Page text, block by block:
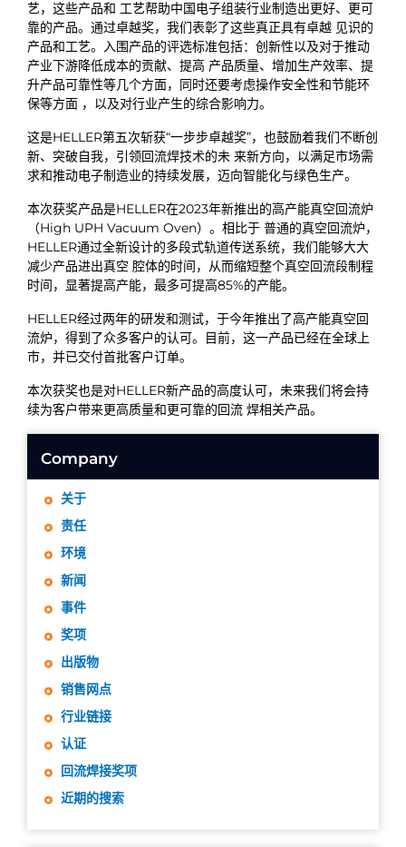
艺，这些产品和 工艺帮助中国电子组装行业制造出更好、更可
靠的产品。通过卓越奖，我们表彰了这些真正具有卓越 见识的
产品和工艺。入围产品的评选标准包括：创新性以及对于推动
产业下游降低成本的贡献、提高 产品质量、增加生产效率、提
升产品可靠性等几个方面，同时还要考虑操作安全性和节能环
保等方面 ，以及对行业产生的综合影响力。
这是HELLER第五次斩获“一步步卓越奖”，也鼓励着我们不断创
新、突破自我，引领回流焊技术的未 来新方向，以满足市场需
求和推动电子制造业的持续发展，迈向智能化与绿色生产。
本次获奖产品是HELLER在2023年新推出的高产能真空回流炉
（High UPH Vacuum Oven）。相比于 普通的真空回流炉，
HELLER通过全新设计的多段式轨道传送系统，我们能够大大
减少产品进出真空 腔体的时间，从而缩短整个真空回流段制程
时间，显著提高产能，最多可提高85%的产能。
HELLER经过两年的研发和测试，于今年推出了高产能真空回
流炉，得到了众多客户的认可。目前，这一产品已经在全球上
市，并已交付首批客户订单。
本次获奖也是对HELLER新产品的高度认可，未来我们将会持
续为客户带来更高质量和更可靠的回流 焊相关产品。
Company
关于
责任
环境
新闻
事件
奖项
出版物
销售网点
行业链接
认证
回流焊接奖项
近期的搜索